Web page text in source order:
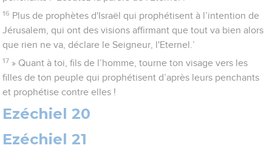
16 Plus de prophètes d'Israël qui prophétisent à l’intention de
Jérusalem, qui ont des visions affirmant que tout va bien alors
que rien ne va, déclare le Seigneur, l'Eternel.’
17 » Quant à toi, fils de l’homme, tourne ton visage vers les
filles de ton peuple qui prophétisent d’après leurs penchants
et prophétise contre elles !
Ezéchiel 20
Ezéchiel 21